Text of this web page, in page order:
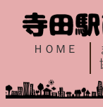
ＨＯＭＥ